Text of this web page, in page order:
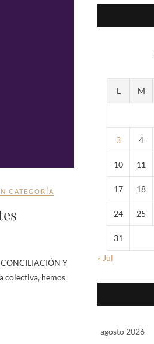
CATEGORÍA
Y
colectiva, hemos
L M
3 4
10 11
17 18
24 25
31
« Jul
agosto 2026